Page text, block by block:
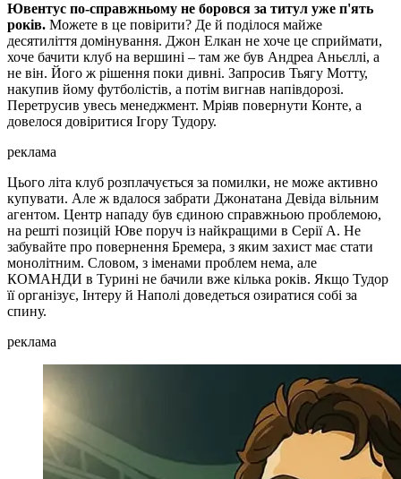
Ювентус по-справжньому не боровся за титул уже п'ять
років. Можете в це повірити? Де й поділося майже
десятиліття домінування. Джон Елкан не хоче це сприймати,
хоче бачити клуб на вершині – там же був Андреа Аньєллі, а
не він. Його ж рішення поки дивні. Запросив Тьягу Мотту,
накупив йому футболістів, а потім вигнав напівдорозі.
Перетрусив увесь менеджмент. Мріяв повернути Конте, а
довелося довіритися Ігору Тудору.
реклама
Цього літа клуб розплачується за помилки, не може активно
купувати. Але ж вдалося забрати Джонатана Девіда вільним
агентом. Центр нападу був єдиною справжньою проблемою,
на решті позицій Юве поруч із найкращими в Серії А. Не
забувайте про повернення Бремера, з яким захист має стати
монолітним. Словом, з іменами проблем нема, але
КОМАНДИ в Турині не бачили вже кілька років. Якщо Тудор
її організує, Інтеру й Наполі доведеться озиратися собі за
спину.
реклама